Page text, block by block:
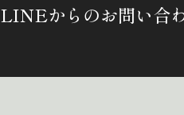
LINEからのお問い合